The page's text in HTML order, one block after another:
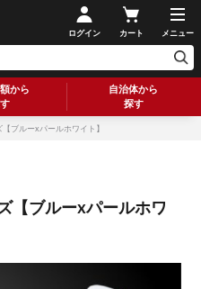
ログイン カート メニュー
から
自治体から
探す
ブルーxパールホワイト】
【ブルーxパールホワ